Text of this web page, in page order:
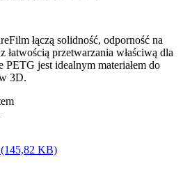
łączą solidność, odporność na
łatwością przetwarzania właściwą dla
jest idealnym materiałem do
3D.
(145,82 KB)